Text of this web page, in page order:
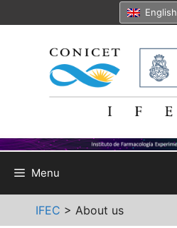
to
English
Menu
IFEC > About us